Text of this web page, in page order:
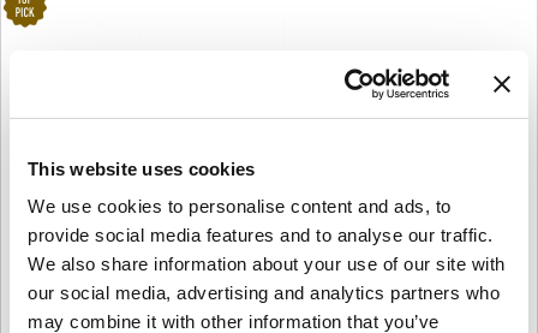
This website uses cookies
We use cookies to personalise content and ads, to
provide social media features and to analyse our traffic.
We also share information about your use of our site with
our social media, advertising and analytics partners who
may combine it with other information that you’ve